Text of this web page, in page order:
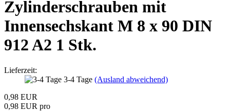
Zylinderschrauben mit
Innensechskant M 8 x 90 DIN
912 A2 1 Stk.
Lieferzeit:
3-4 Tage (Ausland abweichend)
0,98 EUR
0,98 EUR pro